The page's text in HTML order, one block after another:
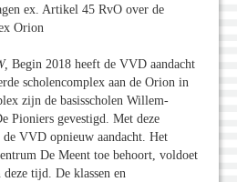
ex. Artikel 45 RvO over de
Orion
Begin 2018 heeft de VVD aandacht
scholencomplex aan de Orion in
zijn de basisscholen Willem-
Pioniers gevestigd. Met deze
VVD opnieuw aandacht. Het
De Meent toe behoort, voldoet
deze tijd. De klassen en